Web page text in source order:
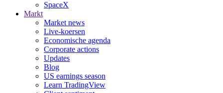
SpaceX
Markt
Market news
Live-koersen
Economische agenda
Corporate actions
Updates
Blog
US earnings season
Learn TradingView